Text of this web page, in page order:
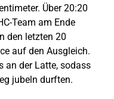
Über 20:20
Team am Ende
den letzten 20
auf den Ausgleich.
an der Latte, sodass
jubeln durften.